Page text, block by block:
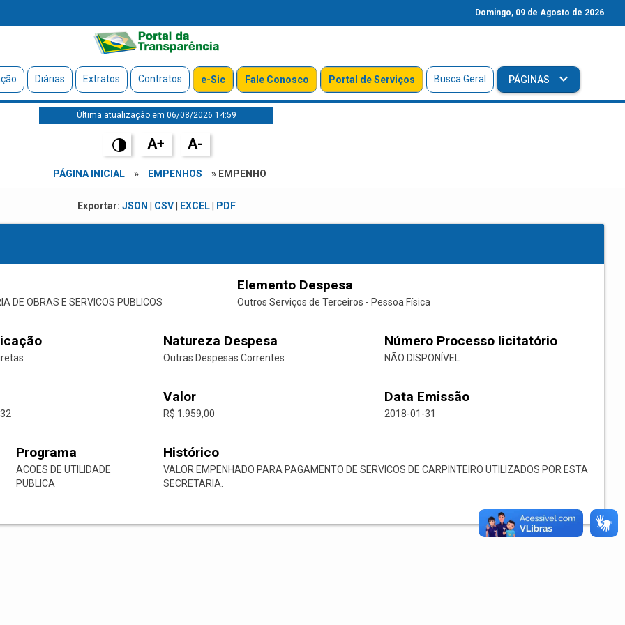
Domingo, 09 de Agosto de 2026
Diárias Extratos Contratos e-Sic Fale Conosco Portal de Serviços Busca Geral PÁGINAS
Última atualização em 06/08/2026 14:59
A+ A-
PÁGINA INICIAL » EMPENHOS » EMPENHO
Exportar: JSON CSV| EXCEL| PDF
DE OBRAS E SERVICOS PUBLICOS
Elemento Despesa
Outros Serviços de Terceiros - Pessoa Física
Natureza Despesa
Outras Despesas Correntes
Número Processo licitatório
NÃO DISPONÍVEL
Valor
R$ 1.959,00
Data Emissão
2018-01-31
Programa
ACOES DE UTILIDADE
PUBLICA
Histórico
VALOR EMPENHADO PARA PAGAMENTO DE SERVICOS DE CARPINTEIRO UTILIZADOS POR ESTA
SECRETARIA.